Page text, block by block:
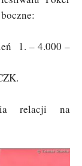
1. – 4.000 –
relacji na